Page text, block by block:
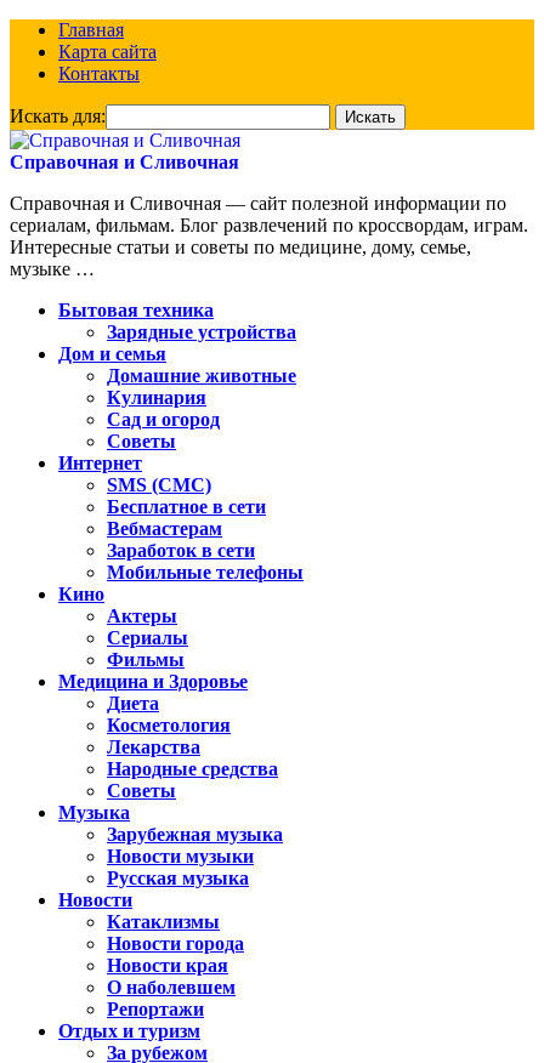
Главная
Карта сайта
Контакты
Искать для:
Справочная и Сливочная
Справочная и Сливочная — сайт полезной информации по
сериалам, фильмам. Блог развлечений по кроссвордам, играм.
Интересные статьи и советы по медицине, дому, семье,
музыке …
Бытовая техника
Зарядные устройства
Дом и семья
Домашние животные
Кулинария
Сад и огород
Советы
Интернет
SMS (СМС)
Бесплатное в сети
Вебмастерам
Заработок в сети
Мобильные телефоны
Кино
Актеры
Сериалы
Фильмы
Медицина и Здоровье
Диета
Косметология
Лекарства
Народные средства
Советы
Музыка
Зарубежная музыка
Новости музыки
Русская музыка
Новости
Катаклизмы
Новости города
Новости края
О наболевшем
Репортажи
Отдых и туризм
За рубежом